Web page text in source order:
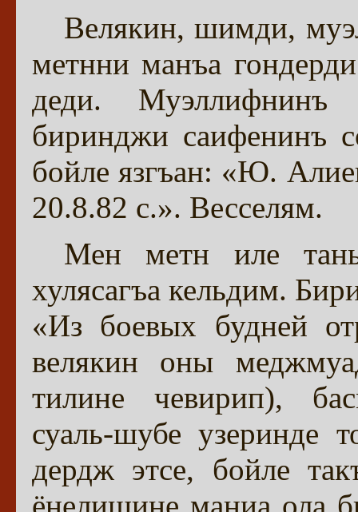
Велякин, шимди,
метнни манъа
деди.
биринджи саифенинъ
бойле язгъан: «Ю.
20.8.82 с.». Весселям.
Мен метн иле
хулясагъа кельдим.
«Из боевых будней
велякин оны
тилине чевирип),
суаль-шубе узеринде
дердж этсе, бойле